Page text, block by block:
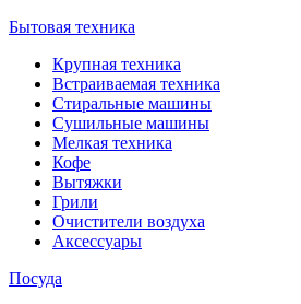
Бытовая техника
Крупная техника
Встраиваемая техника
Стиральные машины
Сушильные машины
Мелкая техника
Кофе
Вытяжки
Грили
Очистители воздуха
Аксессуары
Посуда